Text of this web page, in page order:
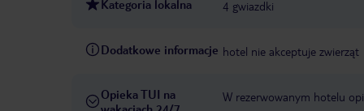
Kategoria lokalna 4 gwiazdki
Dodatkowe informacje hotel nie akceptuje zwierząt
Opieka TUI na
W rezerwowanym hotelu